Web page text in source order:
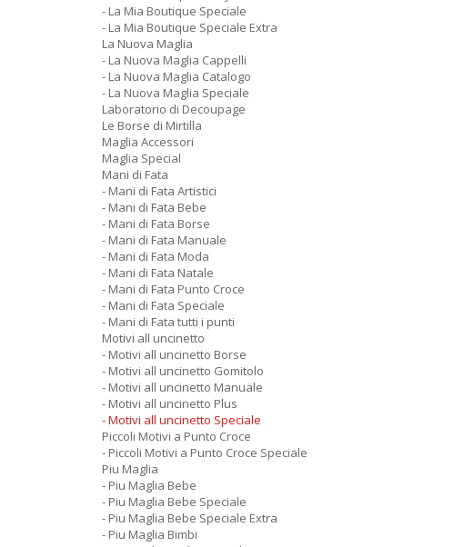
- La Mia Boutique Speciale
- La Mia Boutique Speciale Extra
La Nuova Maglia
- La Nuova Maglia Cappelli
- La Nuova Maglia Catalogo
- La Nuova Maglia Speciale
Laboratorio di Decoupage
Le Borse di Mirtilla
Maglia Accessori
Maglia Special
Mani di Fata
- Mani di Fata Artistici
- Mani di Fata Bebe
- Mani di Fata Borse
- Mani di Fata Manuale
- Mani di Fata Moda
- Mani di Fata Natale
- Mani di Fata Punto Croce
- Mani di Fata Speciale
- Mani di Fata tutti i punti
Motivi all uncinetto
- Motivi all uncinetto Borse
- Motivi all uncinetto Gomitolo
- Motivi all uncinetto Manuale
- Motivi all uncinetto Plus
- Motivi all uncinetto Speciale
Piccoli Motivi a Punto Croce
- Piccoli Motivi a Punto Croce Speciale
Piu Maglia
- Piu Maglia Bebe
- Piu Maglia Bebe Speciale
- Piu Maglia Bebe Speciale Extra
- Piu Maglia Bimbi